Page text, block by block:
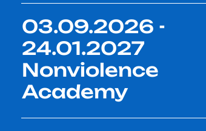
03.09.2026 -
24.01.2027
Nonviolence
Academy